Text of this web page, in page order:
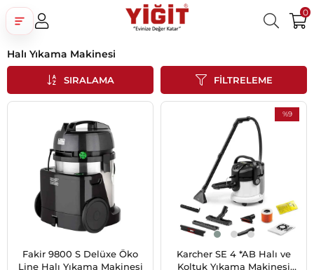
0
Üye Girişi Üye Ol
Google İle Bağlan
Halı Yıkama Makinesi
FILTRELEME
SIRALAMA
Fakir 9800 S Delüxe Öko
Line Halı Yıkama Makinesi
%9
Karcher SE 4 *AB Halı ve
Koltuk Yıkama Makinesi